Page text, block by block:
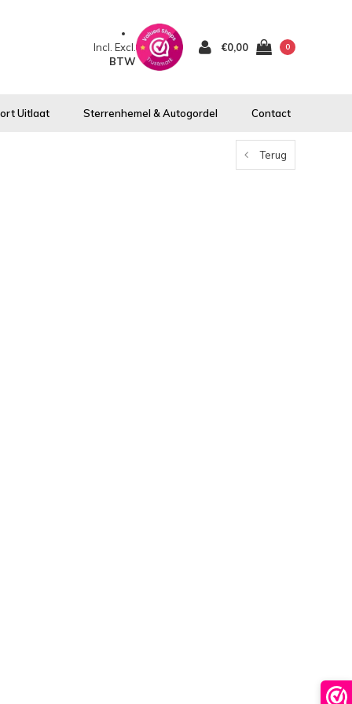
Incl. Excl.
BTW
€0,00 0
Uitlaat Sterrenhemel & Autogordel Contact
Terug